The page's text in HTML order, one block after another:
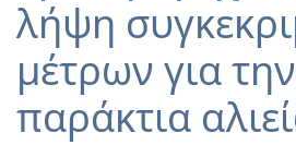
λήψη
μέτρων για την
παράκτια